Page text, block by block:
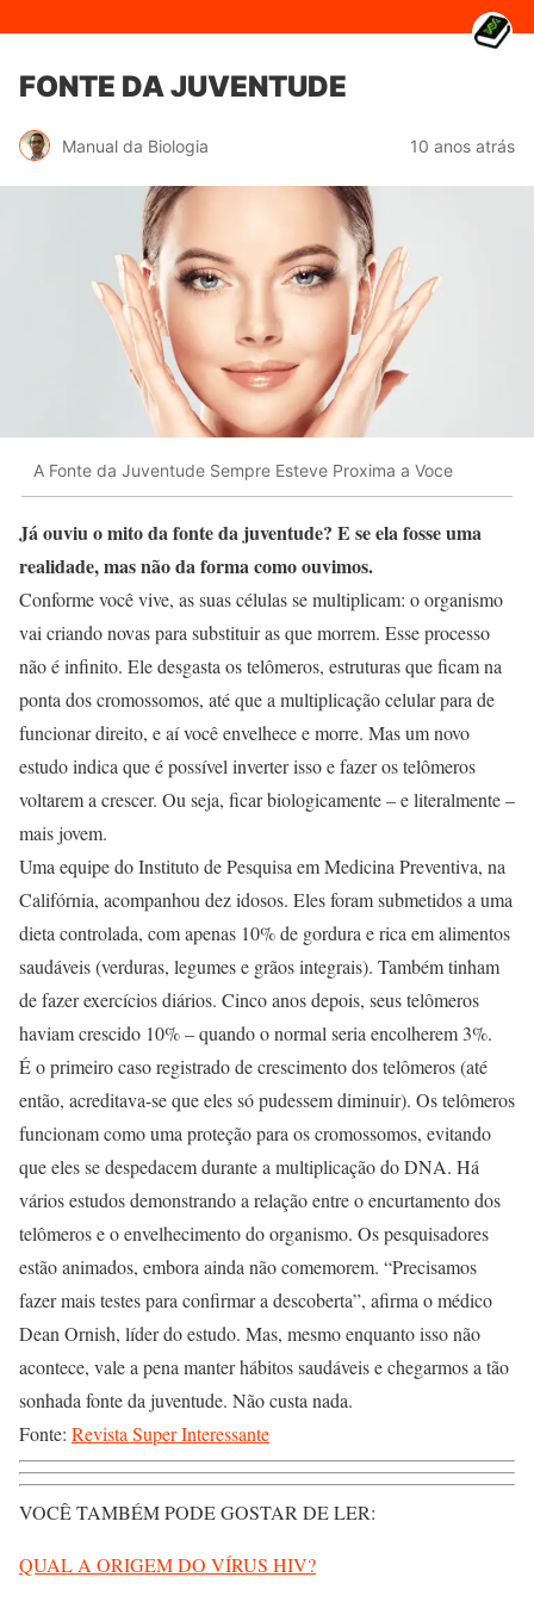
FONTE DA JUVENTUDE
Manual da Biologia 10 anos atrás
A Fonte da Juventude Sempre Esteve Proxima a Voce
Já ouviu o mito da fonte da juventude? E se ela fosse uma
realidade, mas não da forma como ouvimos.
Conforme você vive, as suas células se multiplicam: o organismo
vai criando novas para substituir as que morrem. Esse processo
não é infinito. Ele desgasta os telômeros, estruturas que ficam na
ponta dos cromossomos, até que a multiplicação celular para de
funcionar direito, e aí você envelhece e morre. Mas um novo
estudo indica que é possível inverter isso e fazer os telômeros
voltarem a crescer. Ou seja, ficar biologicamente – e literalmente –
mais jovem.
Uma equipe do Instituto de Pesquisa em Medicina Preventiva, na
Califórnia, acompanhou dez idosos. Eles foram submetidos a uma
dieta controlada, com apenas 10% de gordura e rica em alimentos
saudáveis (verduras, legumes e grãos integrais). Também tinham
de fazer exercícios diários. Cinco anos depois, seus telômeros
haviam crescido 10% – quando o normal seria encolherem 3%.
É o primeiro caso registrado de crescimento dos telômeros (até
então, acreditava-se que eles só pudessem diminuir). Os telômeros
funcionam como uma proteção para os cromossomos, evitando
que eles se despedacem durante a multiplicação do DNA. Há
vários estudos demonstrando a relação entre o encurtamento dos
telômeros e o envelhecimento do organismo. Os pesquisadores
estão animados, embora ainda não comemorem. “Precisamos
fazer mais testes para confirmar a descoberta”, afirma o médico
Dean Ornish, líder do estudo. Mas, mesmo enquanto isso não
acontece, vale a pena manter hábitos saudáveis e chegarmos a tão
sonhada fonte da juventude. Não custa nada.
Fonte: Revista Super Interessante
VOCÊ TAMBÉM PODE GOSTAR DE LER:
QUAL A ORIGEM DO VÍRUS HIV?